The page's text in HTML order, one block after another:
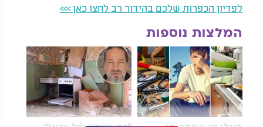
לפדיון הכפרות שלכם בהידור רב לחצו כאן >>>
המלצות נוספות